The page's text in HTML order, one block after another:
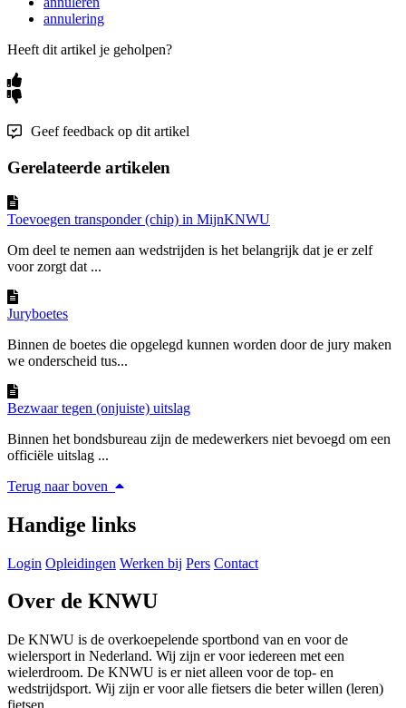
annulering
Heeft dit artikel je geholpen?
Geef feedback op dit artikel
Gerelateerde artikelen
Toevoegen transponder (chip) in MijnKNWU
Om deel te nemen aan wedstrijden is het belangrijk dat je er zelf
voor zorgt dat ...
Juryboetes
Binnen de boetes die opgelegd kunnen worden door de jury maken
we onderscheid tus...
Bezwaar tegen (onjuiste) uitslag
Binnen het bondsbureau zijn de medewerkers niet bevoegd om een
officiële uitslag ...
Terug naar boven
Handige links
Login Opleidingen Werken bij Pers Contact
Over de KNWU
De KNWU is de overkoepelende sportbond van en voor de
wielersport in Nederland. Wij zijn er voor iedereen met een
wielerdroom. De KNWU is er niet alleen voor de top- en
wedstrijdsport. Wij zijn er voor alle fietsers die beter willen (leren)